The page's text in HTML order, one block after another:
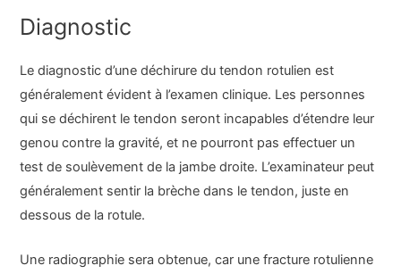
Diagnostic
Le diagnostic d’une déchirure du tendon rotulien est
généralement évident à l’examen clinique. Les personnes
qui se déchirent le tendon seront incapables d’étendre leur
genou contre la gravité, et ne pourront pas effectuer un
test de soulèvement de la jambe droite. L’examinateur peut
généralement sentir la brèche dans le tendon, juste en
dessous de la rotule.
Une radiographie sera obtenue, car une fracture rotulienne